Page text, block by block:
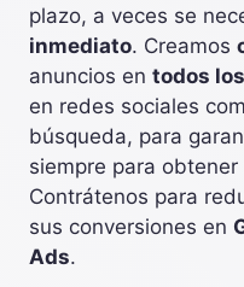
plazo, a veces se
inmediato. Creamos
anuncios en todos
en redes sociales
búsqueda, para
siempre para
Contrátenos para
sus conversiones en
Ads.